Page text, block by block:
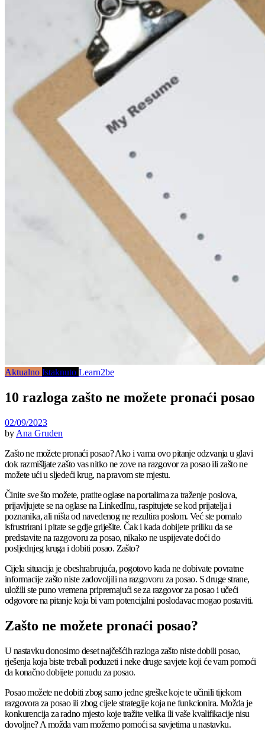
Aktualno Istaknuto Learn2be
10 razloga zašto ne možete pronaći posao
02/09/2023
by Ana Gruden
Zašto ne možete pronaći posao? Ako i vama ovo pitanje odzvanja u glavi
dok razmišljate zašto vas nitko ne zove na razgovor za posao ili zašto ne
možete ući u sljedeći krug, na pravom ste mjestu.
Činite sve što možete, pratite oglase na portalima za traženje poslova,
prijavljujete se na oglase na LinkedInu, raspitujete se kod prijatelja i
poznanika, ali ništa od navedenog ne rezultira poslom. Već ste pomalo
isfrustrirani i pitate se gdje griješite. Čak i kada dobijete priliku da se
predstavite na razgovoru za posao, nikako ne uspijevate doći do
posljednjeg kruga i dobiti posao. Zašto?
Cijela situacija je obeshrabrujuća, pogotovo kada ne dobivate povratne
informacije zašto niste zadovoljili na razgovoru za posao. S druge strane,
uložili ste puno vremena pripremajući se za razgovor za posao i učeći
odgovore na pitanje koja bi vam potencijalni poslodavac mogao postaviti.
Zašto ne možete pronaći posao?
U nastavku donosimo deset najčešćih razloga zašto niste dobili posao,
rješenja koja biste trebali poduzeti i neke druge savjete koji će vam pomoći
da konačno dobijete ponudu za posao.
Posao možete ne dobiti zbog samo jedne greške koje te učinili tijekom
razgovora za posao ili zbog cijele strategije koja ne funkcionira. Možda je
konkurencija za radno mjesto koje tražite velika ili vaše kvalifikacije nisu
dovoljne? A možda vam možemo pomoći sa savjetima u nastavku.